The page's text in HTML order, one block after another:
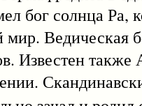
бог солнца Ра,
Ведическая
Известен